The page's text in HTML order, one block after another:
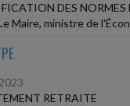
DES NORMES
Maire, ministre de
RETRAITE